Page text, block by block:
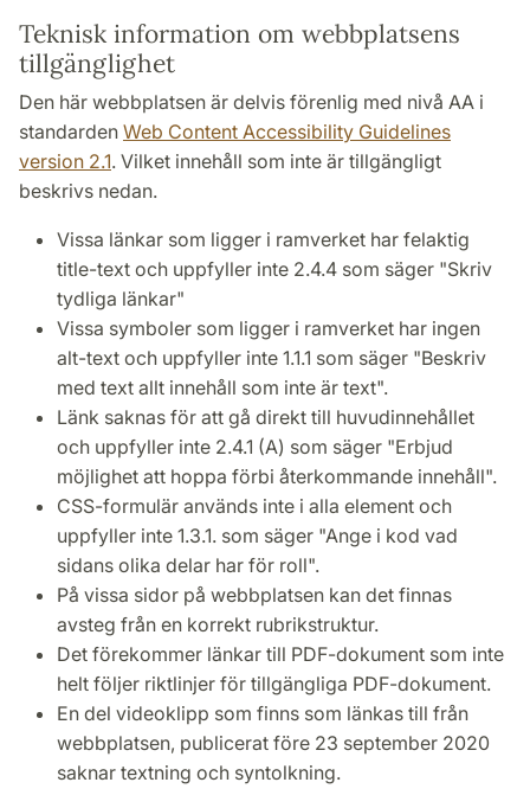
Teknisk information om webbplatsens
tillgänglighet
Den här webbplatsen är delvis förenlig med nivå AA i
standarden Web Content Accessibility Guidelines
version 2.1. Vilket innehåll som inte är tillgängligt
beskrivs nedan.
Vissa länkar som ligger i ramverket har felaktig
title-text och uppfyller inte 2.4.4 som säger "Skriv
tydliga länkar"
Vissa symboler som ligger i ramverket har ingen
alt-text och uppfyller inte 1.1.1 som säger "Beskriv
med text allt innehåll som inte är text".
Länk saknas för att gå direkt till huvudinnehållet
och uppfyller inte 2.4.1 (A) som säger "Erbjud
möjlighet att hoppa förbi återkommande innehåll".
CSS-formulär används inte i alla element och
uppfyller inte 1.3.1. som säger "Ange i kod vad
sidans olika delar har för roll".
På vissa sidor på webbplatsen kan det finnas
avsteg från en korrekt rubrikstruktur.
Det förekommer länkar till PDF-dokument som inte
helt följer riktlinjer för tillgängliga PDF-dokument.
En del videoklipp som finns som länkas till från
webbplatsen, publicerat före 23 september 2020
saknar textning och syntolkning.